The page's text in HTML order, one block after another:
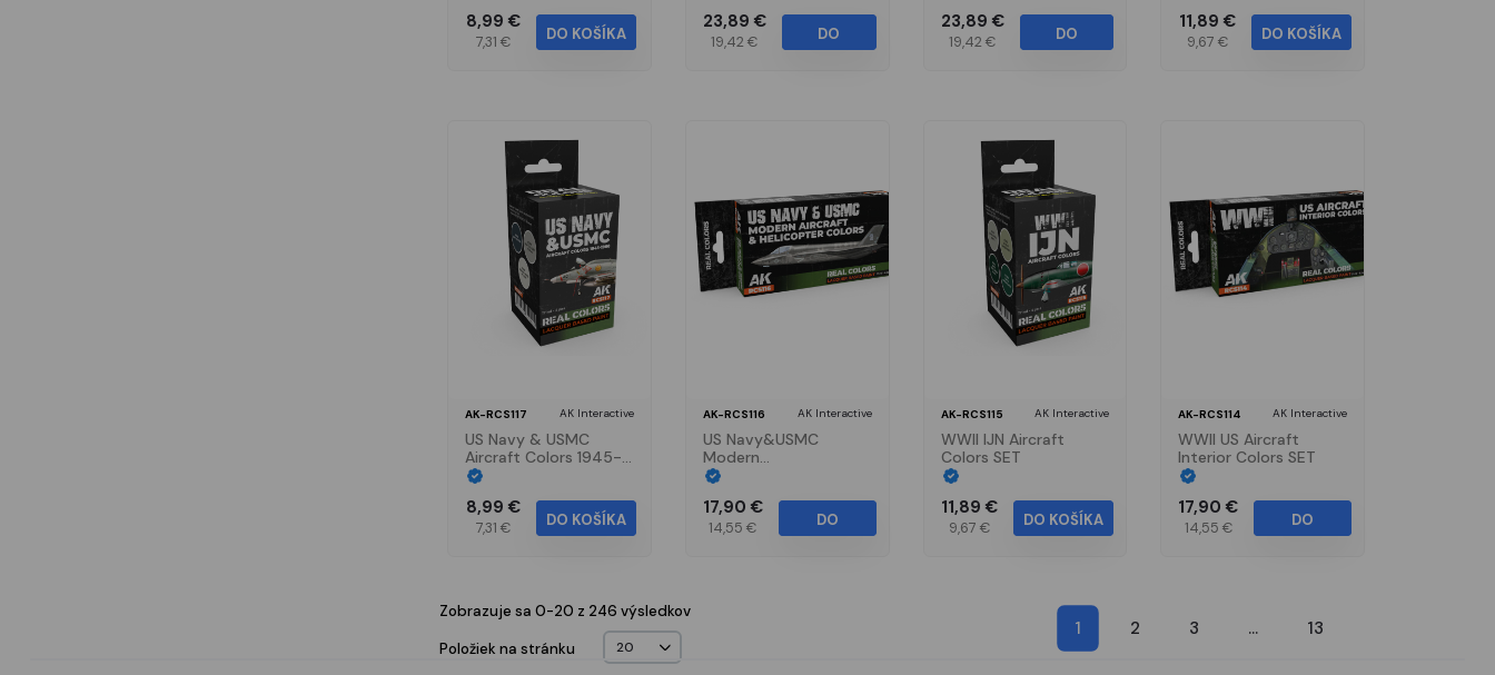
8,99 €
7,31 € DO KOŠÍKA
23,89 €
19,42 € DO
23,89 €
19,42 € DO
11,89 €
9,67 € DO KOŠÍKA
AK-RCS117 AK Interactive
US Navy & USMC
Aircraft Colors 1945-
1980 SET
8,99 €
7,31 € DO KOŠÍKA
AK-RCS116 AK Interactive
US Navy&USMC
Modern
Aircraft&Helicopter
17,90 €
14,55 € DO
AK-RCS115 AK Interactive
WWII IJN Aircraft
Colors SET
11,89 €
9,67 € DO KOŠÍKA
AK-RCS114 AK Interactive
WWII US Aircraft
Interior Colors SET
17,90 €
14,55 € DO
Zobrazuje sa 0-20 z 246 výsledkov
Položiek na stránku
1 2 3 ... 13